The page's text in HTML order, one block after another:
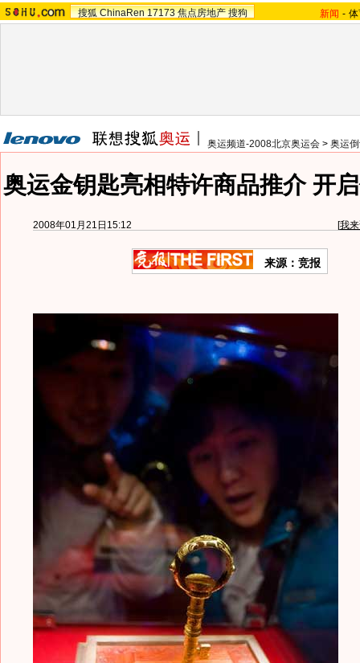
搜狐 ChinaRen 17173 焦点房地产 搜狗 新闻 -
奥运频道-2008北京奥运会 > 奥运
奥运金钥匙亮相特许商品推介 开
2008年01月21日15:12 [我
来源：竞报